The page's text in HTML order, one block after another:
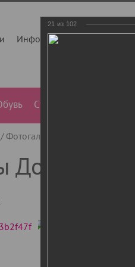
Инфо О нас
Сумки
Фотогалерея
Бутик
21 из 102